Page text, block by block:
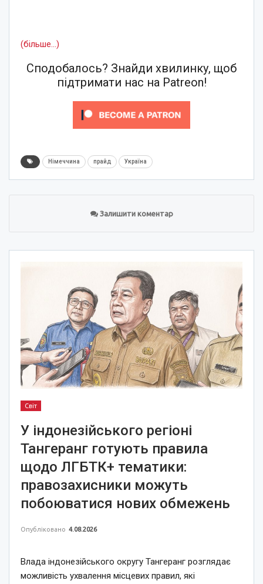
(більше…)
Сподобалось? Знайди хвилинку, щоб
підтримати нас на Patreon!
Німеччина прайд Україна
Залишити коментар
Світ
У індонезійського регіоні
Тангеранг готують правила
щодо ЛГБТК+ тематики:
правозахисники можуть
побоюватися нових обмежень
Опубліковано 4.08.2026
Влада індонезійського округу Тангеранг розглядає
можливість ухвалення місцевих правил, які